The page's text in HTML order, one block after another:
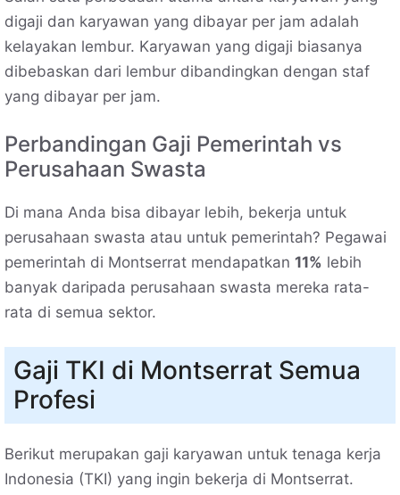
digaji dan karyawan yang dibayar per jam adalah
kelayakan lembur. Karyawan yang digaji biasanya
dibebaskan dari lembur dibandingkan dengan staf
yang dibayar per jam.
Perbandingan Gaji Pemerintah vs
Perusahaan Swasta
Di mana Anda bisa dibayar lebih, bekerja untuk
perusahaan swasta atau untuk pemerintah? Pegawai
pemerintah di Montserrat mendapatkan 11% lebih
banyak daripada perusahaan swasta mereka rata-
rata di semua sektor.
Gaji TKI di Montserrat Semua
Profesi
Berikut merupakan gaji karyawan untuk tenaga kerja
Indonesia (TKI) yang ingin bekerja di Montserrat.